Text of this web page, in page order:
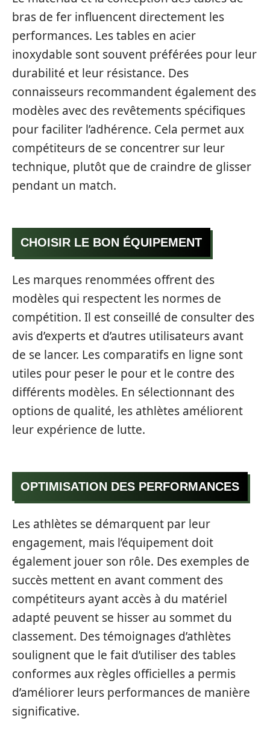
bras de fer influencent directement les
performances. Les tables en acier
inoxydable sont souvent préférées pour leur
durabilité et leur résistance. Des
connaisseurs recommandent également des
modèles avec des revêtements spécifiques
pour faciliter l’adhérence. Cela permet aux
compétiteurs de se concentrer sur leur
technique, plutôt que de craindre de glisser
pendant un match.
CHOISIR LE BON ÉQUIPEMENT
Les marques renommées offrent des
modèles qui respectent les normes de
compétition. Il est conseillé de consulter des
avis d’experts et d’autres utilisateurs avant
de se lancer. Les comparatifs en ligne sont
utiles pour peser le pour et le contre des
différents modèles. En sélectionnant des
options de qualité, les athlètes améliorent
leur expérience de lutte.
OPTIMISATION DES PERFORMANCES
Les athlètes se démarquent par leur
engagement, mais l’équipement doit
également jouer son rôle. Des exemples de
succès mettent en avant comment des
compétiteurs ayant accès à du matériel
adapté peuvent se hisser au sommet du
classement. Des témoignages d’athlètes
soulignent que le fait d’utiliser des tables
conformes aux règles officielles a permis
d’améliorer leurs performances de manière
significative.